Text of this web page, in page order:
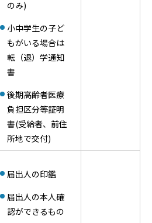
のみ)
小中学生の子ど
もがいる場合は
転（退）学通知
書
後期高齢者医療
負担区分等証明
書(受給者、前住
所地で交付)
届出人の印鑑
届出人の本人確
認ができるもの